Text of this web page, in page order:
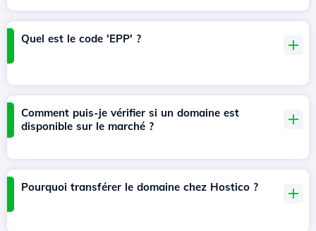
Quel est le code 'EPP' ?
Comment puis-je vérifier si un domaine est
disponible sur le marché ?
Pourquoi transférer le domaine chez Hostico ?